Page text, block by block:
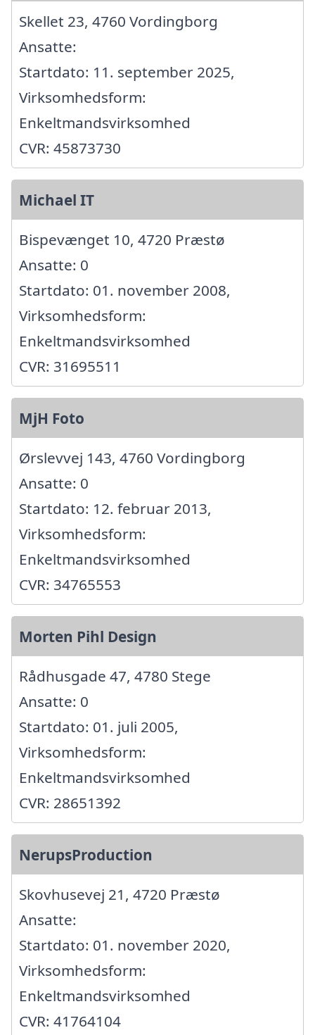
Skellet 23, 4760 Vordingborg
Ansatte:
Startdato: 11. september 2025,
Virksomhedsform:
Enkeltmandsvirksomhed
CVR: 45873730
Michael IT
Bispevænget 10, 4720 Præstø
Ansatte: 0
Startdato: 01. november 2008,
Virksomhedsform:
Enkeltmandsvirksomhed
CVR: 31695511
MjH Foto
Ørslevvej 143, 4760 Vordingborg
Ansatte: 0
Startdato: 12. februar 2013,
Virksomhedsform:
Enkeltmandsvirksomhed
CVR: 34765553
Morten Pihl Design
Rådhusgade 47, 4780 Stege
Ansatte: 0
Startdato: 01. juli 2005,
Virksomhedsform:
Enkeltmandsvirksomhed
CVR: 28651392
NerupsProduction
Skovhusevej 21, 4720 Præstø
Ansatte:
Startdato: 01. november 2020,
Virksomhedsform:
Enkeltmandsvirksomhed
CVR: 41764104